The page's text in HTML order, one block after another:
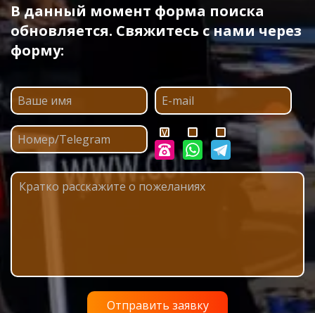
В данный момент форма поиска
обновляется. Свяжитесь с нами через
форму: